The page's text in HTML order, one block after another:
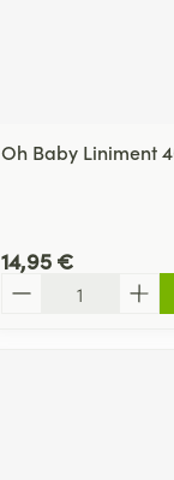
Oh Baby Liniment
14,95 €